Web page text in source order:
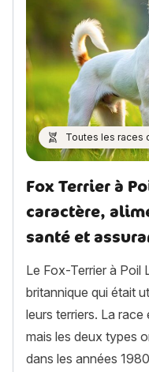
Toutes les races
Fox Terrier à
caractère,
santé et
Le Fox-Terrier à Poil
britannique qui était
leurs terriers. La race
mais les deux types
dans les années